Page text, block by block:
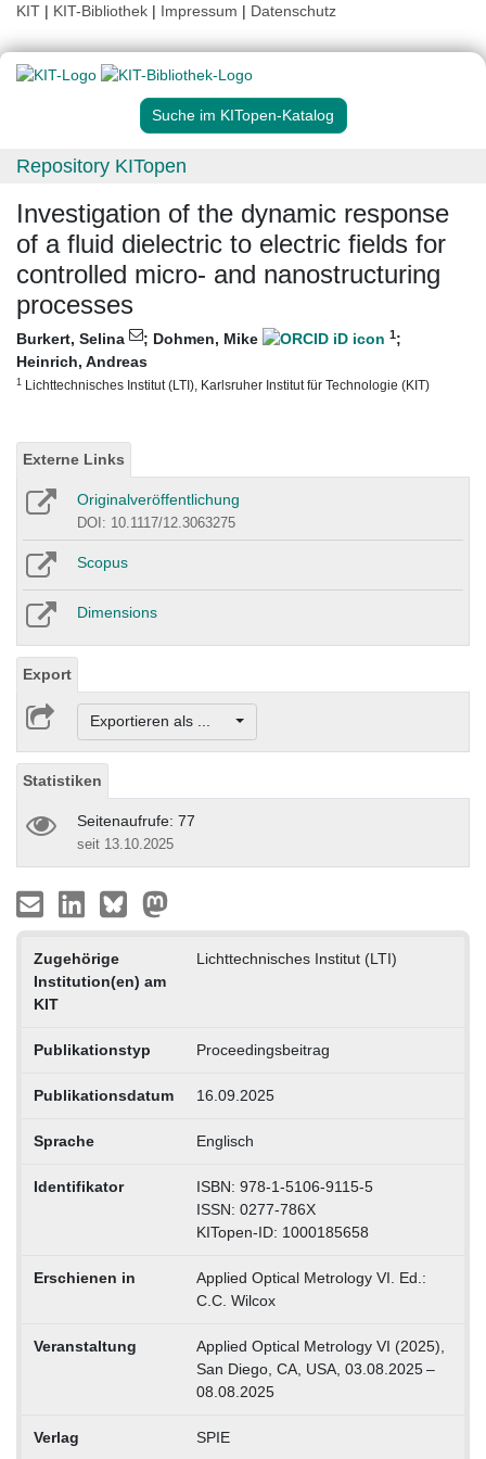
KIT | KIT-Bibliothek | Impressum | Datenschutz
Suche im KITopen-Katalog
Repository KITopen
Investigation of the dynamic response
of a fluid dielectric to electric fields for
controlled micro- and nanostructuring
processes
Burkert, Selina ; Dohmen, Mike 1;
Heinrich, Andreas
1 Lichttechnisches Institut (LTI), Karlsruher Institut für Technologie (KIT)
Externe Links
Originalveröffentlichung
DOI: 10.1117/12.3063275
Scopus
Dimensions
Export
Exportieren als ...
Statistiken
Seitenaufrufe: 77
seit 13.10.2025
Zugehörige
Institution(en) am
KIT
Lichttechnisches Institut (LTI)
Publikationstyp Proceedingsbeitrag
Publikationsdatum 16.09.2025
Sprache Englisch
Identifikator
ISBN: 978-1-5106-9115-5
ISSN: 0277-786X
KITopen-ID: 1000185658
Erschienen in
Applied Optical Metrology VI. Ed.:
C.C. Wilcox
Veranstaltung
Applied Optical Metrology VI (2025),
San Diego, CA, USA, 03.08.2025 –
08.08.2025
Verlag SPIE